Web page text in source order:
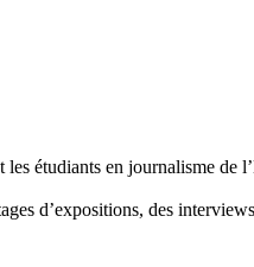
étudiants en journalisme
d’expositions, des